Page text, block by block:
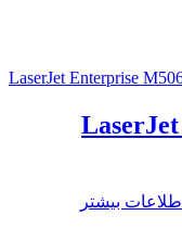
پرینتر لیزری اچ پی مدل LaserJet
اطلاعات بیشتر